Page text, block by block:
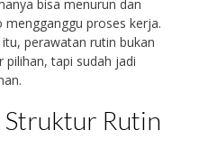
bisa menurun dan
mengganggu proses kerja.
itu, perawatan rutin bukan
pilihan, tapi sudah jadi
Struktur Rutin